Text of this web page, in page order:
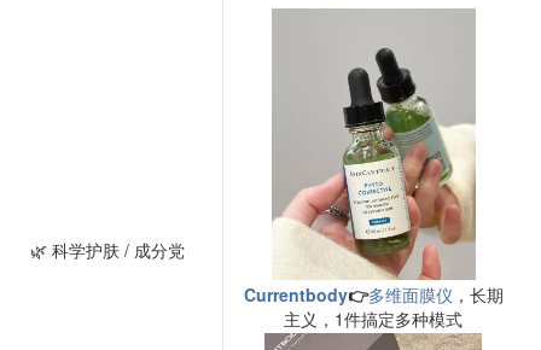
🌿 科学护肤 / 成分党
Currentbody👉多维面膜仪 ，长期
主义，1件搞定多种模式